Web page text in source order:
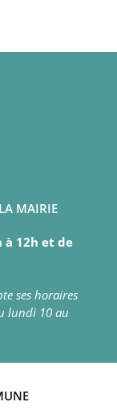
MAIRIE
à 12h et de
ses horaires
lundi 10 au